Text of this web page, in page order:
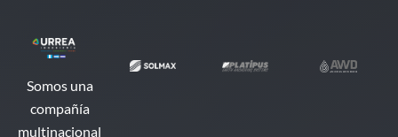
Somos una
compañía
multinacional